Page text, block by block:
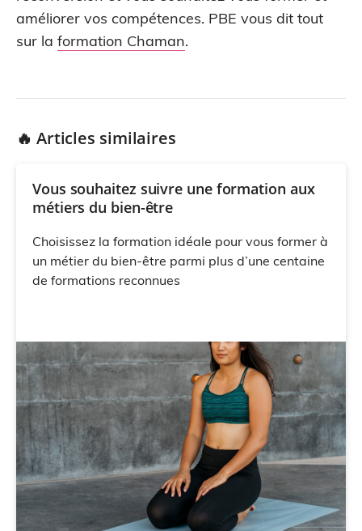
améliorer vos compétences. PBE vous dit tout
sur la formation Chaman.
🔥 Articles similaires
Vous souhaitez suivre une formation aux
métiers du bien-être
Choisissez la formation idéale pour vous former à
un métier du bien-être parmi plus d’une centaine
de formations reconnues